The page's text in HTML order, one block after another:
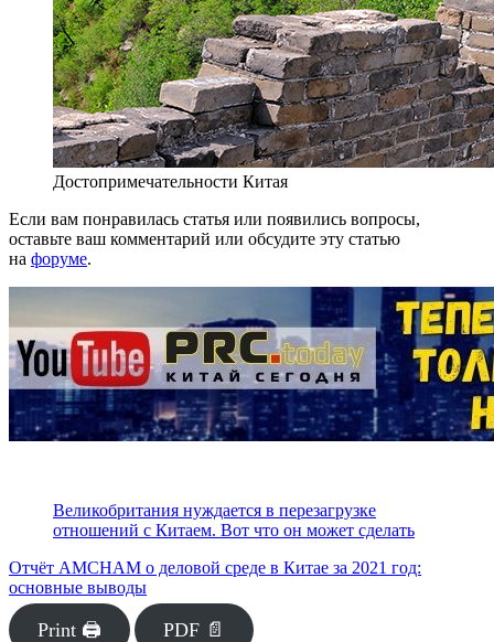
Достопримечательности Китая
Если вам понравилась статья или появились вопросы,
оставьте ваш комментарий или обсудите эту статью
на форуме.
Великобритания нуждается в перезагрузке
отношений с Китаем. Вот что он может сделать
Отчёт AMCHAM о деловой среде в Китае за 2021 год:
основные выводы
Print 🖨 PDF 📄